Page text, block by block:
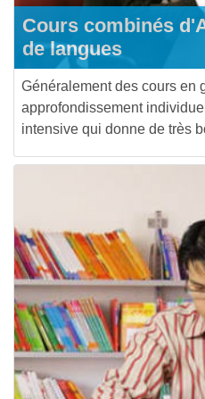
Cours combinés
de langues
Généralement des cours en
approfondissement
intensive qui donne de très